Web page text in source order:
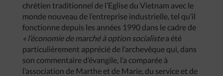
chrétien traditionnel de l’Eglise du Vietnam avec le
monde nouveau de l’entreprise industrielle, tel qu’il
fonctionne depuis les années 1990 dans le cadre de
« l’économie de marché à option socialistea été
particulièrement apprécié de l’archevêque qui, dans
son commentaire d’évangile, l’a comparée à
l’association de Marthe et de Marie, du service et de